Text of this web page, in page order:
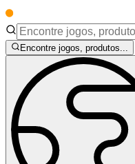
Encontre jogos, produtos...